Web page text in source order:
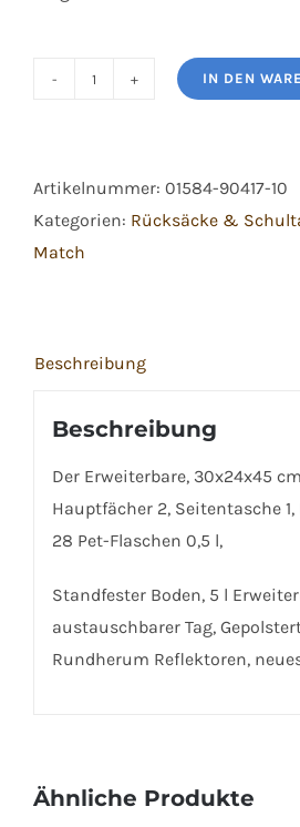
Jungle
Menge
IN DEN
Artikelnummer: 01584-90417-10
Kategorien: Rücksäcke &
Match
Beschreibung
Beschreibung
Der Erweiterbare, 30x24x45
Hauptfächer 2, Seitentasche
28 Pet-Flaschen 0,5 l,
Standfester Boden, 5 l
austauschbarer Tag,
Rundherum Reflektoren,
Ähnliche Produkte